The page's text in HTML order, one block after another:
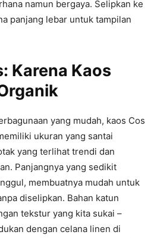
namun bergaya. Selipkan ke
panjang lebar untuk tampilan
Karena Kaos
yang mudah, kaos Cos
ukuran yang santai
yang terlihat trendi dan
Panjangnya yang sedikit
membuatnya mudah untuk
diselipkan. Bahan katun
tekstur yang kita sukai –
dengan celana linen di